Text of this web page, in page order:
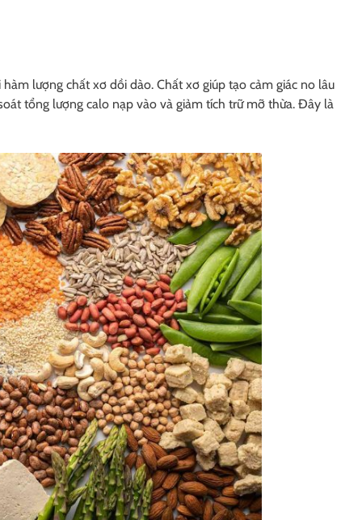
lượng chất xơ dồi dào. Chất xơ giúp tạo cảm giác no lâu
tổng lượng calo nạp vào và giảm tích trữ mỡ thừa. Đây là